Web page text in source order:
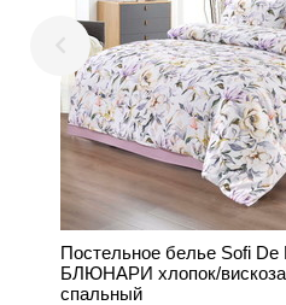
Постельное белье Sofi De
БЛЮНАРИ хлопок/вискоза
спальный